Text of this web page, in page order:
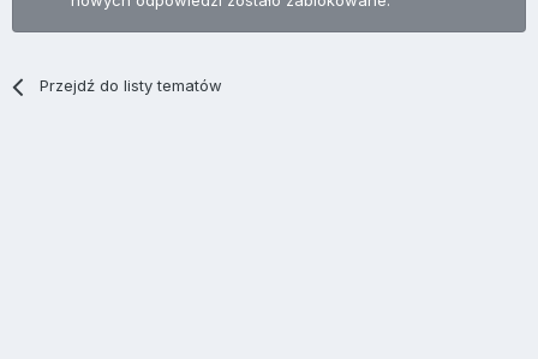
Przejdź do listy tematów